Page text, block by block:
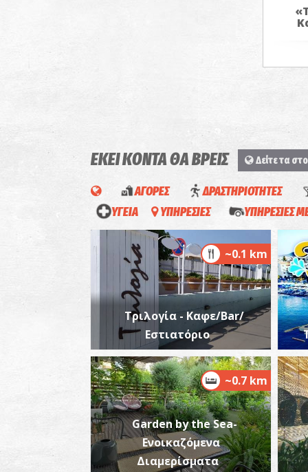
ΕΚΕΙ ΚΟΝΤΑ ΘΑ ΒΡΕΙΣ Δείτε τα
ΑΓΟΡΕΣ ΔΡΑΣΤΗΡΙΟΤΗΤΕΣ
ΥΓΕΙΑ
ΥΠΗΡΕΣΙΕΣ ΥΠΗΡΕΣΙΕΣ
~0.1 km
Τριλογία - Καφε/Bar/
Εστιατόριο
~0.7 km
Garden by the Sea-
Ενοικαζόμενα
Διαμερίσματα